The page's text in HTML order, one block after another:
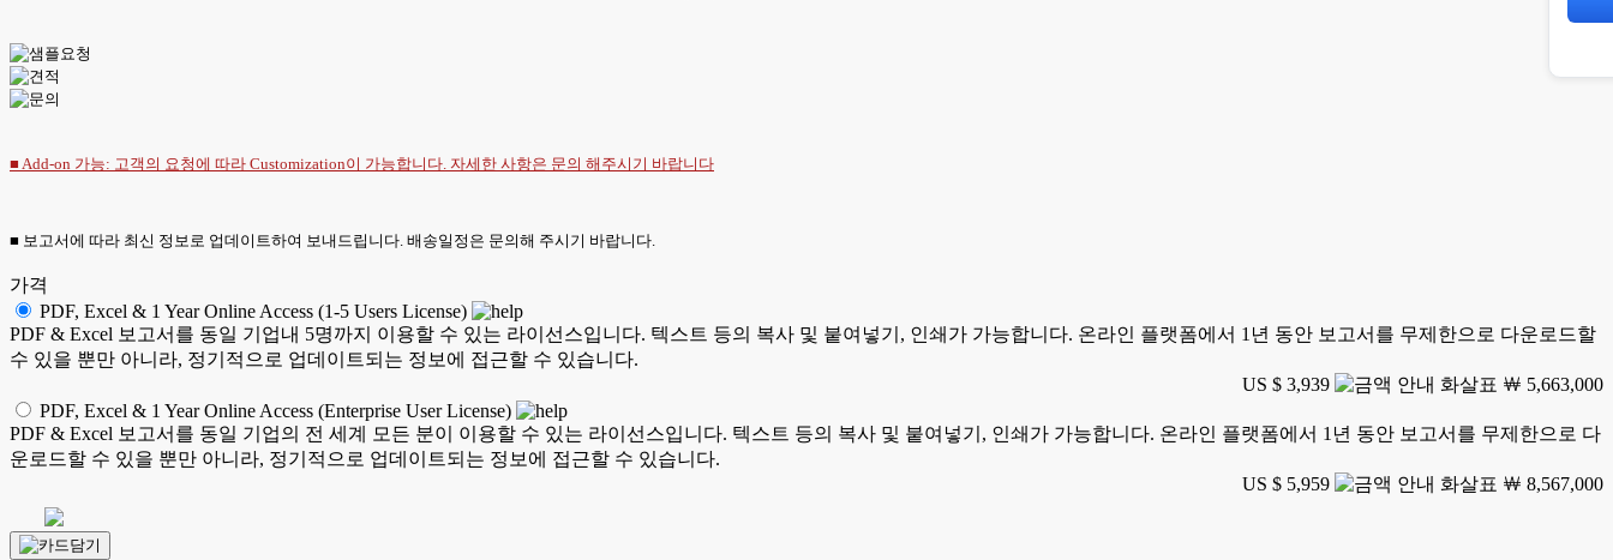
■ Add-on 가능: 고객의 요청에 따라 Customization이 가능합니다. 자세한 사항은 문의 해주시기 바랍니다
■ 보고서에 따라 최신 정보로 업데이트하여 보내드립니다. 배송일정은 문의해 주시기 바랍니다.
가격
PDF, Excel & 1 Year Online Access (1-5 Users License)
PDF & Excel 보고서를 동일 기업내 5명까지 이용할 수 있는 라이선스입니다. 텍스트 등의 복사 및 붙여넣기, 인쇄가 가능합니다. 온라인 플랫폼에서 1년 동안 보고서를 무제한으로 다운로드할
수 있을 뿐만 아니라, 정기적으로 업데이트되는 정보에 접근할 수 있습니다.
US $ 3,939
￦ 5,663,000
PDF, Excel & 1 Year Online Access (Enterprise User License)
PDF & Excel 보고서를 동일 기업의 전 세계 모든 분이 이용할 수 있는 라이선스입니다. 텍스트 등의 복사 및 붙여넣기, 인쇄가 가능합니다. 온라인 플랫폼에서 1년 동안 보고서를 무제한으로 다
운로드할 수 있을 뿐만 아니라, 정기적으로 업데이트되는 정보에 접근할 수 있습니다.
US $ 5,959
￦ 8,567,000